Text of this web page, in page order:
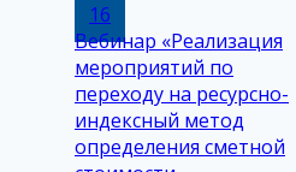
16
Вебинар «Реализация
мероприятий по
переходу на ресурсно-
индексный метод
определения сметной